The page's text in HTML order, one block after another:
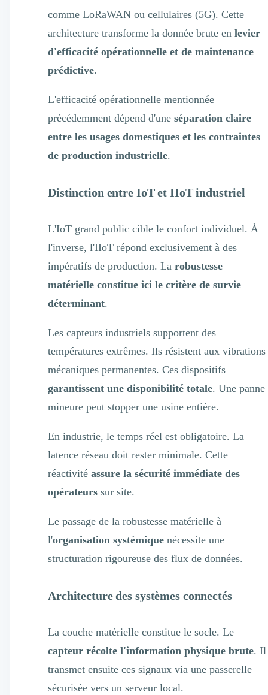
comme LoRaWAN ou cellulaires (5G). Cette
architecture transforme la donnée brute en levier
d'efficacité opérationnelle et de maintenance
prédictive.
L'efficacité opérationnelle mentionnée
précédemment dépend d'une séparation claire
entre les usages domestiques et les contraintes
de production industrielle.
Distinction entre IoT et IIoT industriel
L'IoT grand public cible le confort individuel. À
l'inverse, l'IIoT répond exclusivement à des
impératifs de production. La robustesse
matérielle constitue ici le critère de survie
déterminant.
Les capteurs industriels supportent des
températures extrêmes. Ils résistent aux vibrations
mécaniques permanentes. Ces dispositifs
garantissent une disponibilité totale. Une panne
mineure peut stopper une usine entière.
En industrie, le temps réel est obligatoire. La
latence réseau doit rester minimale. Cette
réactivité assure la sécurité immédiate des
opérateurs sur site.
Le passage de la robustesse matérielle à
l'organisation systémique nécessite une
structuration rigoureuse des flux de données.
Architecture des systèmes connectés
La couche matérielle constitue le socle. Le
capteur récolte l'information physique brute. Il
transmet ensuite ces signaux via une passerelle
sécurisée vers un serveur local.